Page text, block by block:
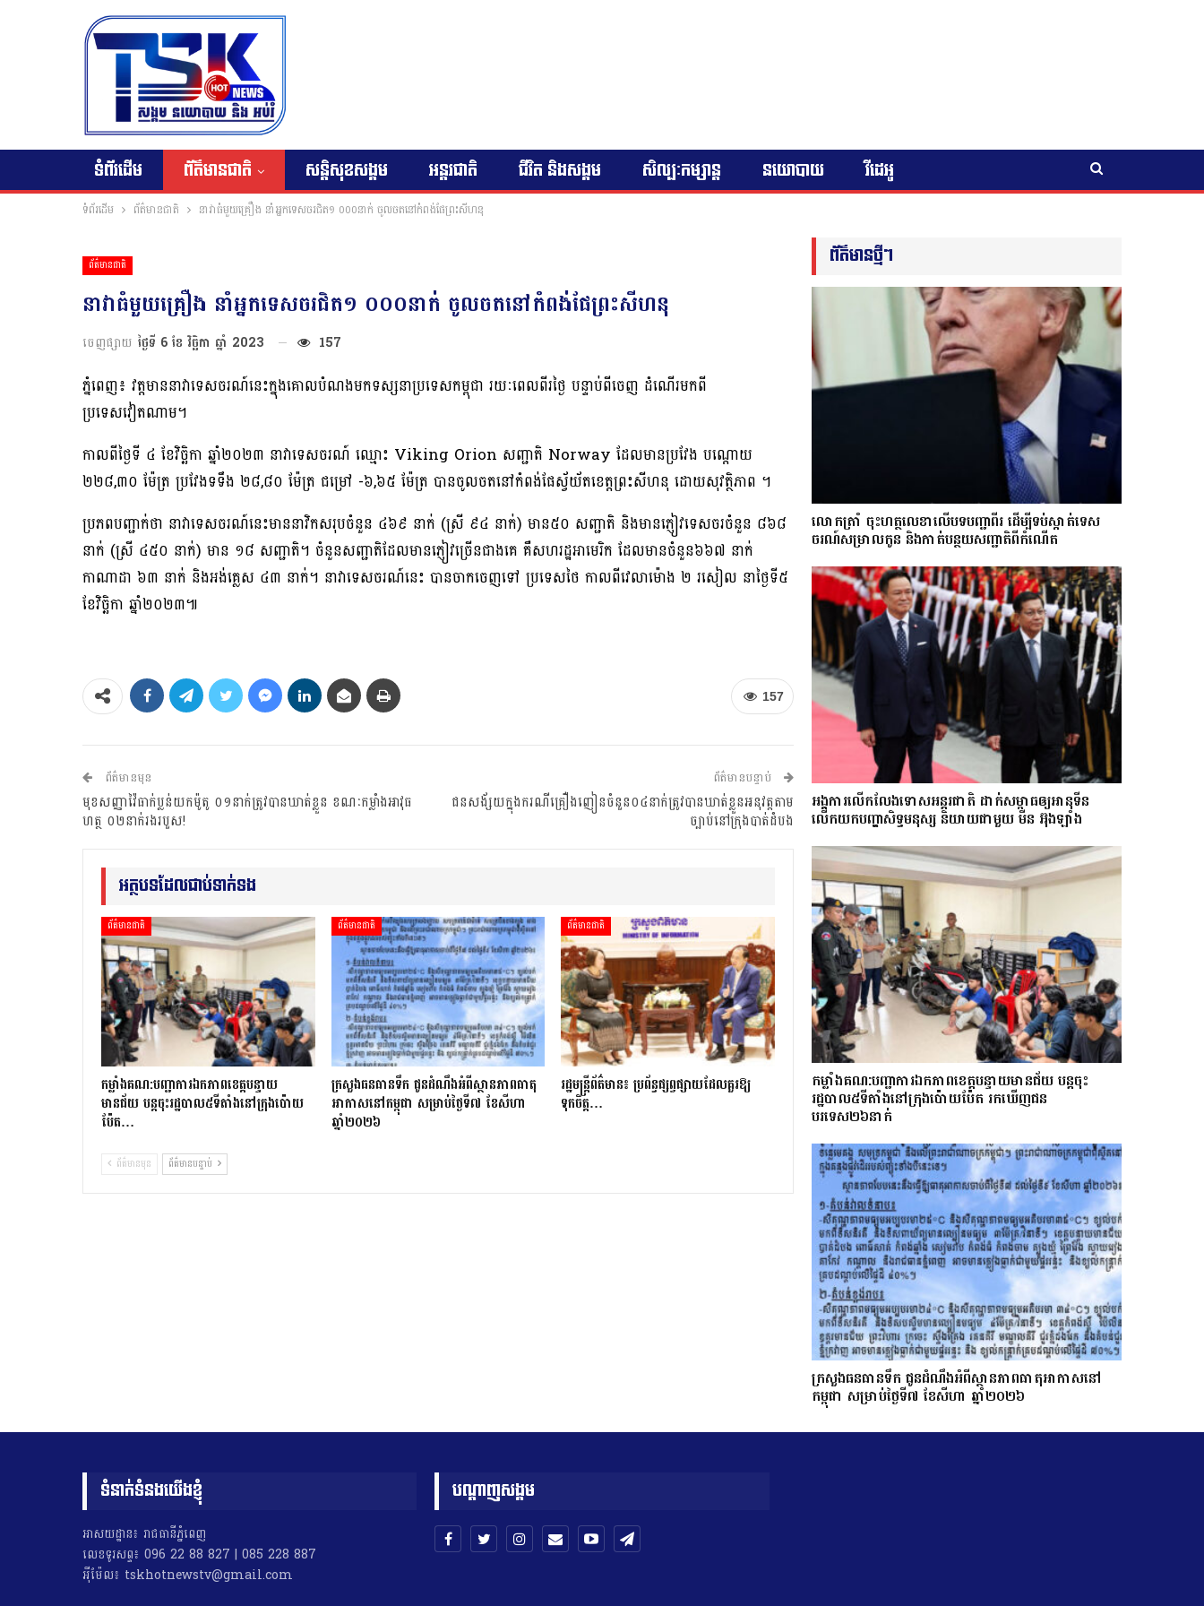
ទំព័រដើម ព័ត៌មានជាតិ សន្តិសុខសង្គម អន្តរជាតិ ជីវិត និងសង្គម សិល្បៈកម្សាន្ត នយោបាយ វីដេអូ
ទំព័រដើម ព័ត៌មានជាតិ នាវាធំមួយគ្រឿង នាំអ្នកទេសចរជិត១ ០០០នាក់ ចូលចតនៅកំពង់ផែព្រះសីហនុ
ព័ត៌មានជាតិ
នាវាធំមួយគ្រឿង នាំអ្នកទេសចរជិត១ ០០០នាក់ ចូលចតនៅកំពង់ផែព្រះសីហនុ
ចេញផ្សាយ ថ្ងៃទី 6 ខែ វិច្ឆិកា ឆ្នាំ 2023 157
ភ្នំពេញ៖ វត្តមាននាវាទេសចរណ៍នេះក្នុងគោលបំណងមកទស្សនាប្រទេសកម្ពុជា រយៈពេលពីរថ្ងៃ បន្ទាប់ពីចេញ ដំណើរមកពី
ប្រទេសវៀតណាម។
កាលពីថ្ងៃទី ៤ ខែវិច្ឆិកា ឆ្នាំ២០២៣ នាវាទេសចរណ៍ ឈ្មោះ Viking Orion សញ្ជាតិ Norway ដែលមានប្រវែង បណ្តោយ
២២៨,៣០ ម៉ែត្រ ប្រវែងទទឹង ២៨,៨០ ម៉ែត្រ ជម្រៅ -៦,៦៥ ម៉ែត្រ បានចូលចតនៅកំពង់ផែស្វ័យ័តខេត្តព្រះសីហនុ ដោយសុវត្ថិភាព ។
ប្រភពបញ្ជាក់ថា នាវាទេសចរណ៍នេះមាននាវិកសរុបចំនួន ៤៦៩ នាក់ (ស្រី ៩៤ នាក់) មាន៥០ សញ្ជាតិ និងមានភ្ញៀវទេសចរចំនួន ៨៦៨
នាក់ (ស្រី ៤៥០ នាក់) មាន ១៨ សញ្ជាតិ។ ចំនួនសញ្ជាតិដែលមានភ្ញៀវច្រើនជាងគេ គឺសហរដ្ឋអាមេរិក ដែលមានចំនួន៦៦៧ នាក់
កាណាដា ៦៣ នាក់ និងអង់គ្លេស ៤៣ នាក់។ នាវាទេសចរណ៍នេះ បានចាកចេញទៅ ប្រទេសថៃ កាលពីវេលាម៉ោង ២ រសៀល នាថ្ងៃទី៥
ខែវិច្ឆិកា ឆ្នាំ២០២៣៕
157
ព័ត៌មានមុន
មុខសញ្ញាវ៉ៃធាក់ប្លន់យកម៉ូតូ ០១នាក់ត្រូវបានឃាត់ខ្លួន ខណៈកម្លាំងអាវុធ
ហត្ថ ០២នាក់រងរបួស!
ព័ត៌មានបន្ទាប់
ជនសង័្សយក្នុងករណីគ្រឿងញៀនចំនួន០៤នាក់ត្រូវបានឃាត់ខ្លួនអនុវត្តតាម
ច្បាប់នៅក្រុងបាត់ដំបង
អត្ថបទដែលជាប់ទាក់ទង
ព័ត៌មានជាតិ
កម្លាំងគណ:បញ្ជាការឯកភាពខេត្តបន្ទាយ
មានជ័យ បន្តចុះរដ្ឋបាល៥ទីតាំងនៅក្រុងប៉ោយ
ប៉ែត…
ព័ត៌មានជាតិ
ក្រសួងធនធានទឹក ជូនដំណឹងអំពីស្ថានភាពធាតុ
អាកាសនៅកម្ពុជា សម្រាប់ថ្ងៃទី៧ ខែសីហា
ឆ្នាំ២០២៦
ព័ត៌មានជាតិ
រដ្ឋមន្ត្រីព័ត៌មាន៖ ប្រព័ន្ធផ្សព្វផ្សាយដែលគួរឱ្យ
ទុកចិត្ត…
ព័ត៌មានមុន ព័ត៌មានបន្ទាប់
ព័ត៌មានថ្មីៗ
លោក​ត្រាំ ចុះហត្ថលេខាលើបទបញ្ជាពីរ ដើម្បីទប់ស្កាត់ទេស​
ចរណ៍សម្រាលកូន និងកាត់បន្ថយសញ្ជាតិពីកំណើត
អង្គការលើកលែងទោសអន្តរជាតិ ដាក់សម្ពាធឲ្យអានុទីន
លើកយកបញ្ហាសិទ្ធមនុស្ស និយាយជាមួយ មីន អ៊ុងឡាំង
កម្លាំងគណ:បញ្ជាការឯកភាពខេត្តបន្ទាយមានជ័យ បន្តចុះ
រដ្ឋបាល៥ទីតាំងនៅក្រុងប៉ោយប៉ែត រកឃើញជន
បរទេស២៦នាក់
ក្រសួងធនធានទឹក ជូនដំណឹងអំពីស្ថានភាពធាតុអាកាសនៅ
កម្ពុជា សម្រាប់ថ្ងៃទី៧ ខែសីហា ឆ្នាំ២០២៦
ទំនាក់ទំនងយើងខ្ញុំ
អាសយដ្ឋាន៖ រាជធានីភ្នំពេញ
លេខទូរសព្ទ៖ 096 22 88 827 | 085 228 887
អុីម៉ែល៖ tskhotnewstv@gmail.com
បណ្តាញសង្គម